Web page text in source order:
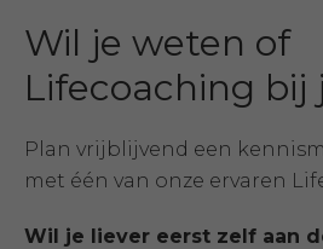
Wil je weten of
Lifecoaching bij
Plan vrijblijvend een
met één van onze ervaren
Wil je liever eerst zelf aan